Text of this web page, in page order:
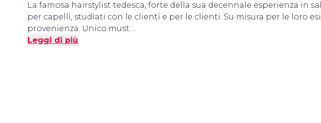
La famosa hairstylist tedesca, forte della sua decennale esperienza in
per capelli, studiati con le clienti e per le clienti. Su misura per le loro
provenienza. Unico must:...
Leggi di più